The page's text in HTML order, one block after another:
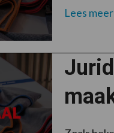
Lees meer